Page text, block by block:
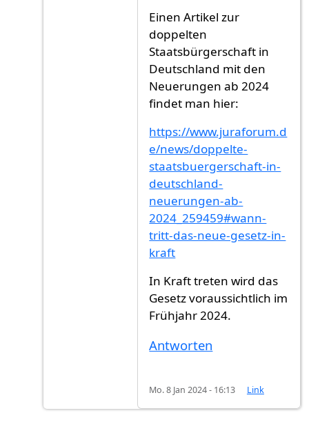
Einen Artikel zur
doppelten
Staatsbürgerschaft in
Deutschland mit den
Neuerungen ab 2024
findet man hier:
https://www.juraforum.d
e/news/doppelte-
staatsbuergerschaft-in-
deutschland-
neuerungen-ab-
2024_259459#wann-
tritt-das-neue-gesetz-in-
kraft
In Kraft treten wird das
Gesetz voraussichtlich im
Frühjahr 2024.
Antworten
Mo. 8 Jan 2024 - 16:13 Link